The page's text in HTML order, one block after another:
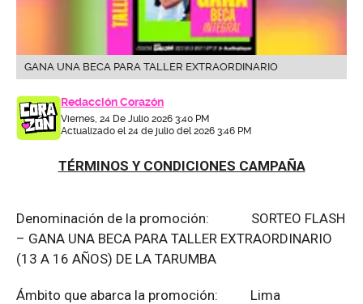
GANA UNA BECA PARA TALLER EXTRAORDINARIO
Redacción Corazón
Viernes, 24 De Julio 2026 3:40 PM
Actualizado el 24 de julio del 2026 3:46 PM
TÉRMINOS Y CONDICIONES CAMPAÑA
Denominación de la promoción: SORTEO FLASH
– GANA UNA BECA PARA TALLER EXTRAORDINARIO
(13 A 16 AÑOS) DE LA TARUMBA
Ámbito que abarca la promoción: Lima